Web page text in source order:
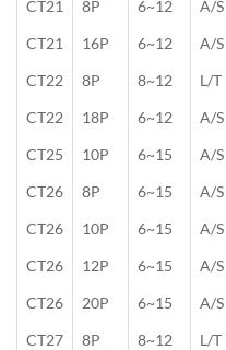
CT21
8P 6~12 A/S
CT21
16P 6~12 A/S
CT22
8P 8~12 L/T
CT22
18P 6~12 A/S
CT25
10P 6~15 A/S
CT26
8P 6~15 A/S
CT26
10P 6~15 A/S
CT26
12P 6~15 A/S
CT26
20P 6~15 A/S
CT27
8P 8~12 L/T